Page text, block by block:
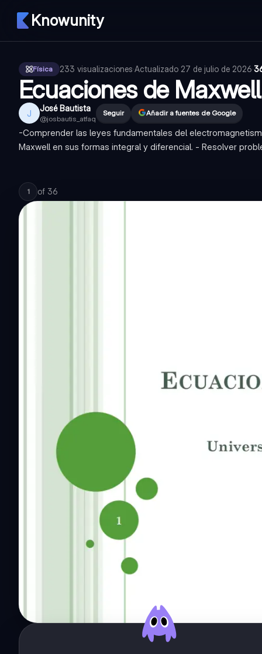
Knowunity
Física 233 visualizaciones·Actualizado 27 de julio de 2026·
Ecuaciones de Maxwell
J José Bautista
@josbautis_atfaq
Seguir Añadir a fuentes de Google
-Comprender las leyes fundamentales del
Maxwell en sus formas integral y diferencial. - Resolver
1 of 36